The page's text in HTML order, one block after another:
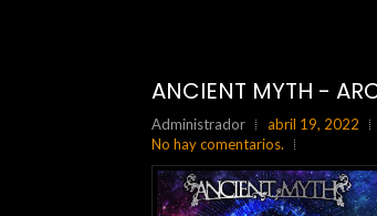
ANCIENT MYTH -
Administrador abril 19, 2022
No hay comentarios.